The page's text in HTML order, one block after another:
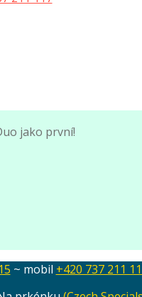
jako první!
~ mobil +420 737 211